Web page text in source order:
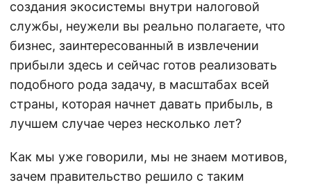
создания экосистемы внутри налоговой
службы, неужели вы реально полагаете, что
бизнес, заинтересованный в извлечении
прибыли здесь и сейчас готов реализовать
подобного рода задачу, в масштабах всей
страны, которая начнет давать прибыль, в
лучшем случае через несколько лет?
Как мы уже говорили, мы не знаем мотивов,
зачем правительство решило с таким